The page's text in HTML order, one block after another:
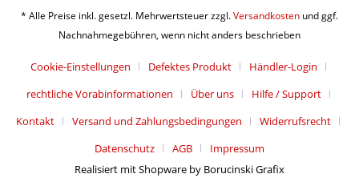
* Alle Preise inkl. gesetzl. Mehrwertsteuer zzgl.Versandkosten und ggf.
Nachnahmegebühren, wenn nicht anders beschrieben
Cookie-Einstellungen Defektes Produkt
Händler-Login
rechtliche Vorabinformationen
Über uns
Hilfe / Support
Kontakt
Versand und Zahlungsbedingungen
Widerrufsrecht
Datenschutz
AGB
Impressum
Realisiert mit Shopware by Borucinski Grafix